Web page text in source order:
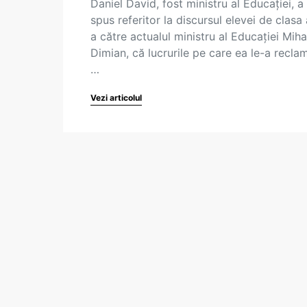
Daniel David, fost ministru al Educației, a
spus referitor la discursul elevei de clasa
a către actualul ministru al Educației
Dimian, că lucrurile pe care ea le-a
…
Vezi articolul